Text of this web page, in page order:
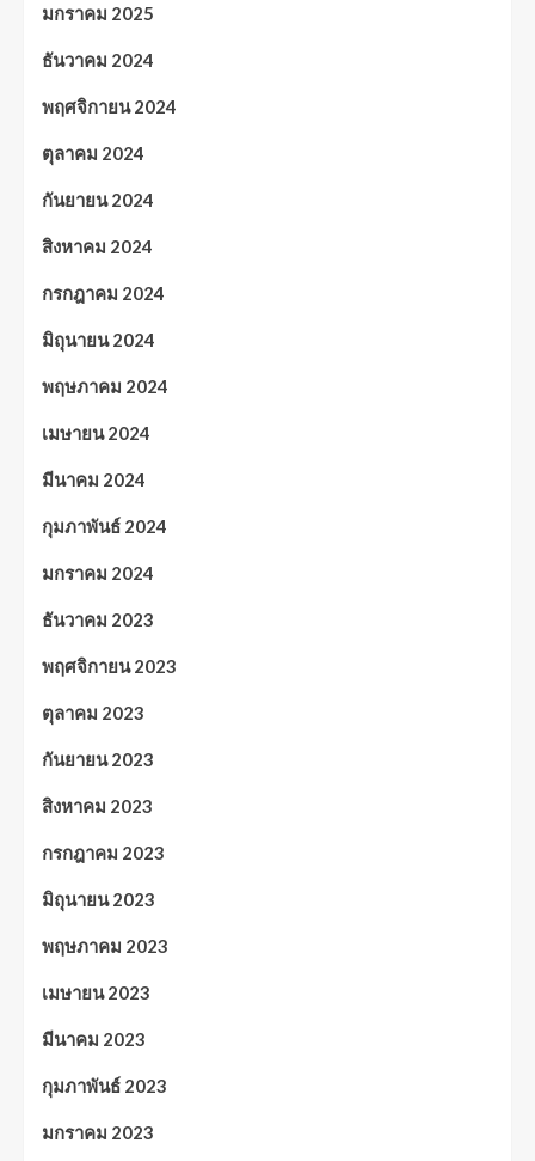
มกราคม 2025
ธันวาคม 2024
พฤศจิกายน 2024
ตุลาคม 2024
กันยายน 2024
สิงหาคม 2024
กรกฎาคม 2024
มิถุนายน 2024
พฤษภาคม 2024
เมษายน 2024
มีนาคม 2024
กุมภาพันธ์ 2024
มกราคม 2024
ธันวาคม 2023
พฤศจิกายน 2023
ตุลาคม 2023
กันยายน 2023
สิงหาคม 2023
กรกฎาคม 2023
มิถุนายน 2023
พฤษภาคม 2023
เมษายน 2023
มีนาคม 2023
กุมภาพันธ์ 2023
มกราคม 2023